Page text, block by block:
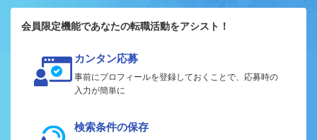
会員限定機能であなたの転職活動をアシスト！
カンタン応募
事前にプロフィールを登録しておくことで、応募時の
入力が簡単に
検索条件の保存